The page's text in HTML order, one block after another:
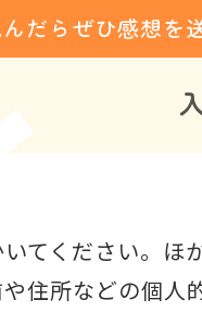
だらぜひ感想を
てください。ほ
住所などの個人